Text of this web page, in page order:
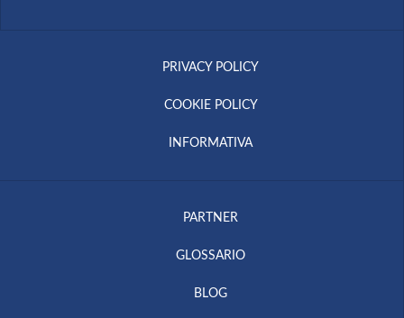
PRIVACY POLICY
COOKIE POLICY
INFORMATIVA
PARTNER
GLOSSARIO
BLOG